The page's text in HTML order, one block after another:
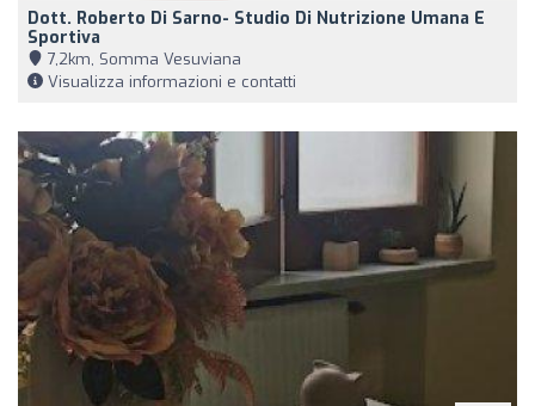
Dott. Roberto Di Sarno- Studio Di Nutrizione Umana E
Sportiva
7,2km, Somma Vesuviana
Visualizza informazioni e contatti